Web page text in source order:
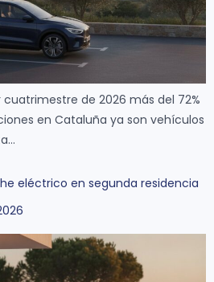
de 2026 más del 72%
en Cataluña ya son vehículos
eléctrico en segunda residencia